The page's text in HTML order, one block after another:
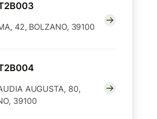
42, BOLZANO, 39100
AUGUSTA, 80,
39100